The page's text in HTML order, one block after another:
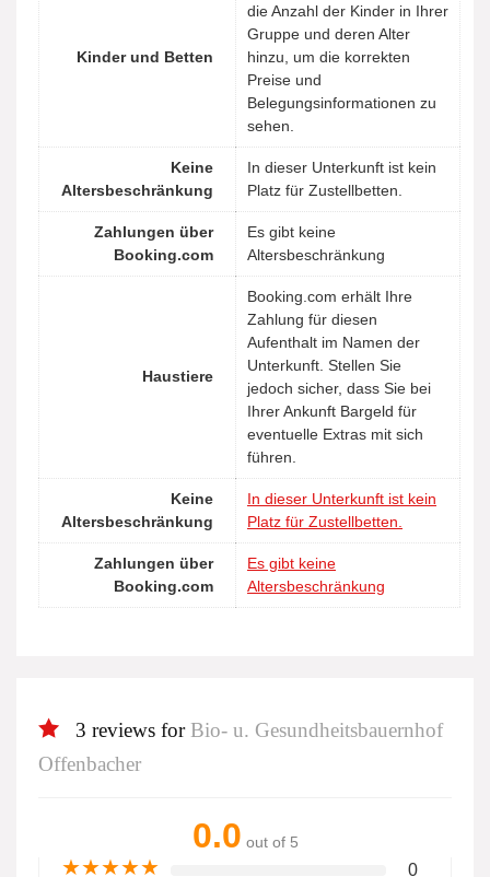
Kinder und Betten
die Anzahl der Kinder in Ihrer
Gruppe und deren Alter
hinzu, um die korrekten
Preise und
Belegungsinformationen zu
sehen.
Keine
Altersbeschränkung
In dieser Unterkunft ist kein
Platz für Zustellbetten.
Zahlungen über
Booking.com
Es gibt keine
Altersbeschränkung
Haustiere
Booking.com erhält Ihre
Zahlung für diesen
Aufenthalt im Namen der
Unterkunft. Stellen Sie
jedoch sicher, dass Sie bei
Ihrer Ankunft Bargeld für
eventuelle Extras mit sich
führen.
Keine
Altersbeschränkung
In dieser Unterkunft ist kein
Platz für Zustellbetten.
Zahlungen über
Booking.com
Es gibt keine
Altersbeschränkung
3 reviews forBio- u. Gesundheitsbauernhof
Offenbacher
0.0 out of 5
★★★★★ 0